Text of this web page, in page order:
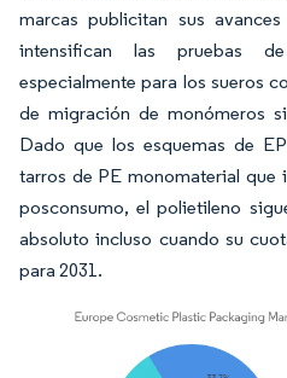
marcas publicitan sus
intensifican las pruebas
especialmente para los sueros
de migración de monómeros
Dado que los esquemas de
tarros de PE monomaterial que
posconsumo, el polietileno
absoluto incluso cuando su
para 2031.